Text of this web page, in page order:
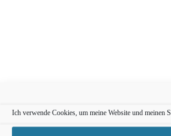
Ich verwende Cookies, um meine Website und meinen